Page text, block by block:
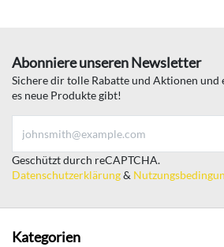
Abonniere unseren Newsletter
Sichere dir tolle Rabatte und Aktionen und
es neue Produkte gibt!
Geschützt durch reCAPTCHA.
Datenschutzerklärung&
Kategorien